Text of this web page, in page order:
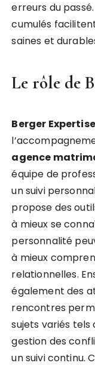
erreurs du
cumulés
saines et
Le rôle de
Berger Expertise
agence
équipe de
un suivi
propose des
à mieux se
personnalité
à mieux
relationnelles.
également des
rencontres
sujets variés tels
gestion des
un suivi continu.